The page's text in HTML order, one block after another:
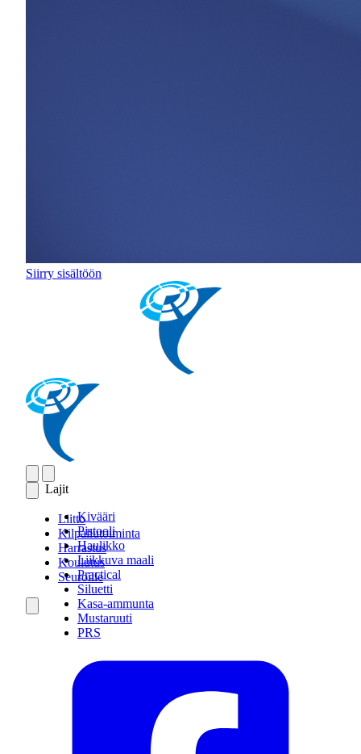
Siirry sisältöön
Lajit
Kivääri
Pistooli
Haulikko
Liikkuva maali
Practical
Siluetti
Kasa-ammunta
Mustaruuti
PRS
Liitto
Kilpailutoiminta
Harrastus
Koulutus
Seuroille